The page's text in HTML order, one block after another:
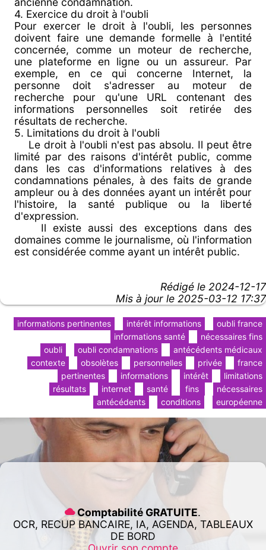
4. Exercice du droit à l'oubli
Pour exercer le droit à l'oubli, les personnes
doivent faire une demande formelle à l'entité
concernée, comme un moteur de recherche,
une plateforme en ligne ou un assureur. Par
exemple, en ce qui concerne Internet, la
personne doit s'adresser au moteur de
recherche pour qu'une URL contenant des
informations personnelles soit retirée des
résultats de recherche.
5. Limitations du droit à l'oubli
Le droit à l'oubli n'est pas absolu. Il peut être
limité par des raisons d'intérêt public, comme
dans les cas d'informations relatives à des
condamnations pénales, à des faits de grande
ampleur ou à des données ayant un intérêt pour
l'histoire, la santé publique ou la liberté
d'expression.
Il existe aussi des exceptions dans des
domaines comme le journalisme, où l'information
est considérée comme ayant un intérêt public.
Rédigé le 2024-12-17
Mis à jour le 2025-03-12 17:37
oubli france
intérêt informations
informations pertinentes
nécessaires fins
informations santé
antécédents médicaux
oubli condamnations
oubli
france
privée
personnelles
obsolètes
contexte
limitations
intérêt
informations
pertinentes
nécessaires
fins
santé
internet
résultats
européenne
conditions
antécédents
Comptabilité GRATUITE.
OCR, RECUP BANCAIRE, IA, AGENDA, TABLEAUX
DE BORD